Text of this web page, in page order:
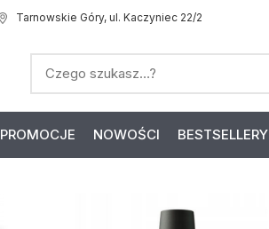
Tarnowskie Góry, ul. Kaczyniec 22/2
PROMOCJE NOWOŚCI BESTSELLERY